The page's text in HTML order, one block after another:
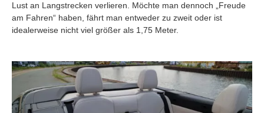
Lust an Langstrecken verlieren. Möchte man dennoch „Freude
am Fahren“ haben, fährt man entweder zu zweit oder ist
idealerweise nicht viel größer als 1,75 Meter.